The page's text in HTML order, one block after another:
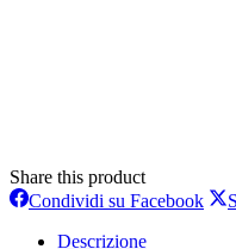
Share this product
Condividi su Facebook
Descrizione